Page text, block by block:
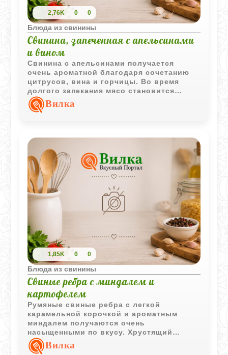
2,76K 0 0
Блюда из свинины
Свинина, запеченная с апельсинами
и вином
Свинина с апельсинами получается
очень ароматной благодаря сочетанию
цитрусов, вина и горчицы. Во время
долгого запекания мясо становится
мягким и пропитывается легкими
фруктовыми нотами.
Вилка
1,85K 0 0
Блюда из свинины
Свиные ребра с миндалем и
картофелем
Румяные свиные ребра с легкой
карамельной корочкой и ароматным
миндалем получаются очень
насыщенными по вкусу. Хрустящий
картофель отлично дополняет мясо и
делает блюдо особенно аппетитным.
Вилка